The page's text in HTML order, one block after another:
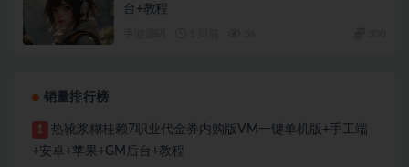
台+教程
销量排行榜
1
热靴浆糊桂赖7职业代金券内购版VM一键单机版+手工端
+安卓+苹果+GM后台+教程